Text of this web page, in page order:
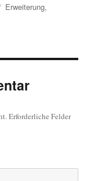
Schlagwörter
Erweiterung,
Erforderliche Felder